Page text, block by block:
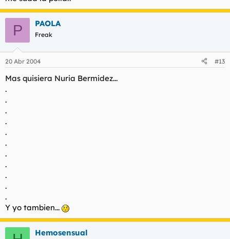
P PAOLA
Freak
20 Abr 2004 #13
Mas quisiera Nuria Bermidez...
.
.
.
.
.
.
.
.
.
.
.
Y yo tambien...
Hemosensual